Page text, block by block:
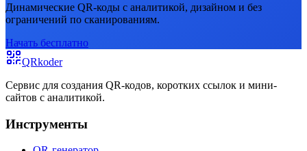
Динамические QR-коды с аналитикой, дизайном и без
ограничений по сканированиям.
Начать бесплатно
QRkoder
Сервис для создания QR-кодов, коротких ссылок и мини-
сайтов с аналитикой.
Инструменты